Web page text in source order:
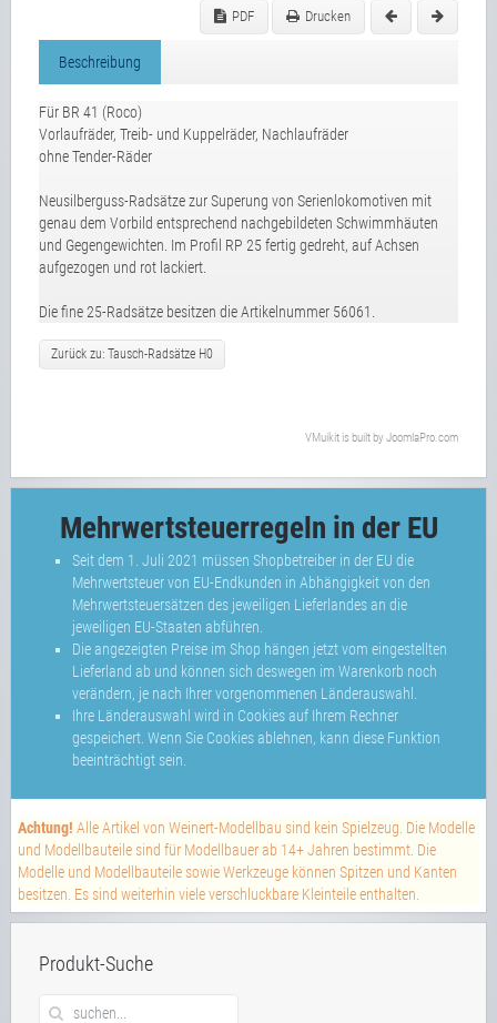
PDF Drucken
Beschreibung
Für BR 41 (Roco)
Vorlaufräder, Treib- und Kuppelräder, Nachlaufräder
ohne Tender-Räder
Neusilberguss-Radsätze zur Superung von Serienlokomotiven mit
genau dem Vorbild entsprechend nachgebildeten Schwimmhäuten
und Gegengewichten. Im Profil RP 25 fertig gedreht, auf Achsen
aufgezogen und rot lackiert.
Die fine 25-Radsätze besitzen die Artikelnummer 56061.
Zurück zu: Tausch-Radsätze H0
VMuikit is built by JoomlaPro.com
Mehrwertsteuerregeln in der EU
Seit dem 1. Juli 2021 müssen Shopbetreiber in der EU die
Mehrwertsteuer von EU-Endkunden in Abhängigkeit von den
Mehrwertsteuersätzen des jeweiligen Lieferlandes an die
jeweiligen EU-Staaten abführen.
Die angezeigten Preise im Shop hängen jetzt vom eingestellten
Lieferland ab und können sich deswegen im Warenkorb noch
verändern, je nach Ihrer vorgenommenen Länderauswahl.
Ihre Länderauswahl wird in Cookies auf Ihrem Rechner
gespeichert. Wenn Sie Cookies ablehnen, kann diese Funktion
beeinträchtigt sein.
Achtung! Alle Artikel von Weinert-Modellbau sind kein Spielzeug. Die Modelle
und Modellbauteile sind für Modellbauer ab 14+ Jahren bestimmt. Die
Modelle und Modellbauteile sowie Werkzeuge können Spitzen und Kanten
besitzen. Es sind weiterhin viele verschluckbare Kleinteile enthalten.
Produkt-Suche